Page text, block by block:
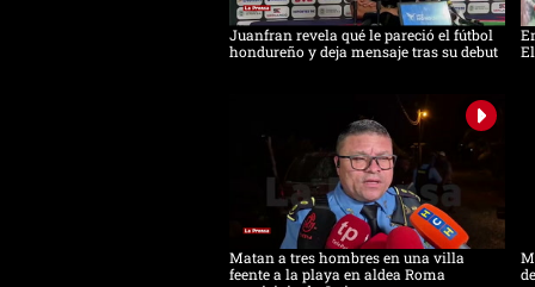
Juanfran revela qué le pareció el fútbol
hondureño y deja mensaje tras su debut
Matan a tres hombres en una villa
feente a la playa en aldea Roma